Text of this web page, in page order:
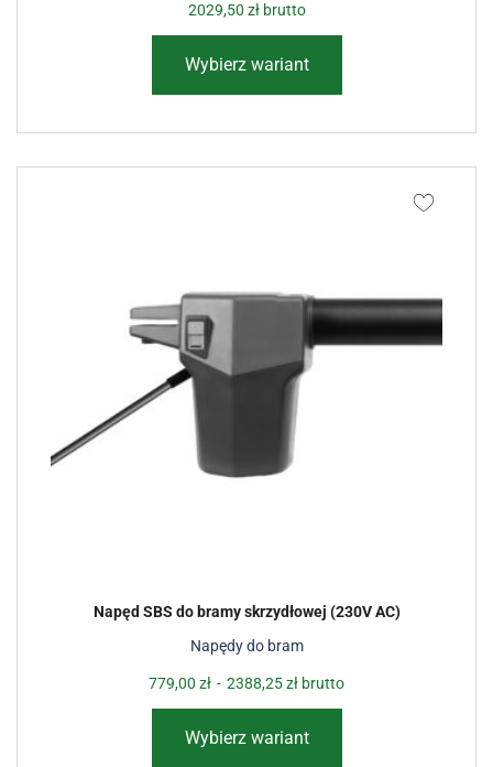
2029,50 złbrutto
Wybierz wariant
Napędy do bram
Napęd SBS do bramy skrzydłowej (230V AC)
779,00 zł - 2388,25zł brutto
Wybierz wariant